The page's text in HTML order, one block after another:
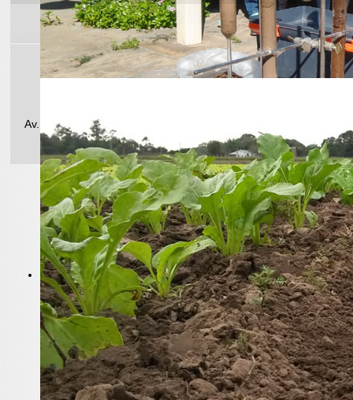
Av. Las Heras 727 | CP 3500 | Resistencia, Chaco, Argentina